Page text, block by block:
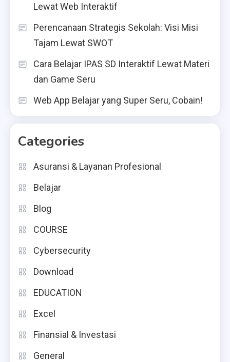
Lewat Web Interaktif
Perencanaan Strategis Sekolah: Visi Misi
Tajam Lewat SWOT
Cara Belajar IPAS SD Interaktif Lewat Materi
dan Game Seru
Web App Belajar yang Super Seru, Cobain!
Categories
Asuransi & Layanan Profesional
Belajar
Blog
COURSE
Cybersecurity
Download
EDUCATION
Excel
Finansial & Investasi
General